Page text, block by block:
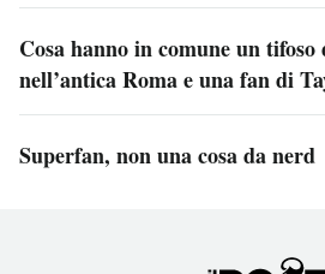
Cosa hanno in comune un tifoso
nell’antica Roma e una fan di
Superfan, non una cosa da nerd